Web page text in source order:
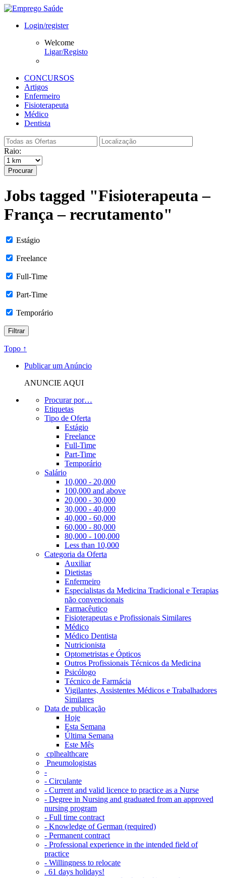
Login/register
Welcome
Ligar/Registo
CONCURSOS
Artigos
Enfermeiro
Fisioterapeuta
Médico
Dentista
Raio:
Procurar
Jobs tagged "Fisioterapeuta –
França – recrutamento"
Estágio
Freelance
Full-Time
Part-Time
Temporário
Topo ↑
Publicar um Anúncio
ANUNCIE AQUI
Procurar por…
Etiquetas
Tipo de Oferta
Estágio
Freelance
Full-Time
Part-Time
Temporário
Salário
10,000 - 20,000
100,000 and above
20,000 - 30,000
30,000 - 40,000
40,000 - 60,000
60,000 - 80,000
80,000 - 100,000
Less than 10,000
Categoria da Oferta
Auxiliar
Dietistas
Enfermeiro
Especialistas da Medicina Tradicional e Terapias
não convencionais
Farmacêutico
Fisioterapeutas e Profissionais Similares
Médico
Médico Dentista
Nutricionista
Optometristas e Ópticos
Outros Profissionais Técnicos da Medicina
Psicólogo
Técnico de Farmácia
Vigilantes, Assistentes Médicos e Trabalhadores
Similares
Data de publicação
Hoje
Esta Semana
Última Semana
Este Mês
‎ cplhealthcare‬
Pneumologistas
-
- Circulante
- Current and valid licence to practice as a Nurse
- Degree in Nursing and graduated from an approved
nursing program
- Full time contract
- Knowledge of German (required)
- Permanent contract
- Professional experience in the intended field of
practice
- Willingness to relocate
. 61 days holidays!